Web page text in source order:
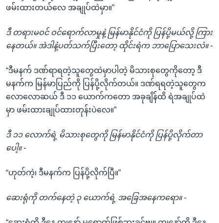
ဖမ်းထားတယ်လေ အချုပ်ထဲမှာ။”
ဒီ တရားမဝင် ဝင်ရောက်လာမှုနဲ့ မြန်မာနိုင်ငံကို ပြန်ပို့မယ်လို့ ကြား
နေတယ်။ အဲဒါနဲ့ပတ်သက်ပြီးတော့ ထိုင်းရဲက ဘာပြောသေးလဲ။ -
“ဒီမနက် ဒဏ်ရာရတဲ့သူတွေထဲမှာပါတဲ့ မိသားစုတွေကိုတော့ ဒီ
မနက်က မြန်မာပြည်ကို ပြန်ပို့လိုက်တယ်။ ဒဏ်ရရတဲ့သူတွေက
လောလောဆယ် ဒီ ၁၁ ယောက်ကတော အခုချိန်ထိ ရဲအချုပ်ထဲ
မှာ ဖမ်းထားချုပ်ထားတုန်းပဲလေ။”
ဒီ ၁၁ လောက်ရဲ့ မိသားစုတွေကို မြန်မာနိုင်ငံကို ပြန်ပို့လိုက်တာ
ပေါ့။ -
“ဟုတ်ကဲ့၊ ဒီမနက်က ပြန်ပို့လိုက်ပြီ။”
ဆေးရုံကို တက်နေတဲ့ ၃ ယောက်ရဲ့ အခြေအနေကရော။ -